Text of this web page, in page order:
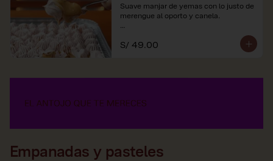
Suave manjar de yemas con lo justo de
merengue al oporto y canela.
*Nuestros precios están expresados en
soles e incluyen impuestos de ley y
S/ 49.00
Empanadas y pasteles